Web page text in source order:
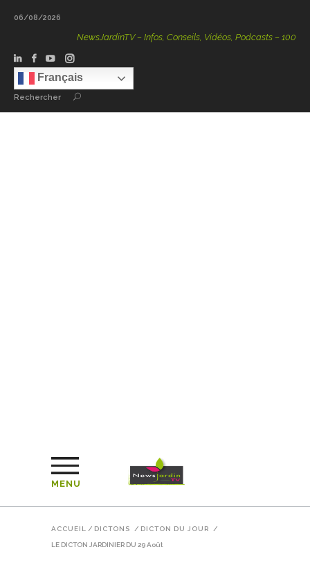
06/08/2026
NewsJardinTV – Infos, Conseils, Vidéos, Podcasts – 100 %
Français
Rechercher
MENU
ACCUEIL / DICTONS / DICTON DU JOUR /
LE DICTON JARDINIER DU 29 Août